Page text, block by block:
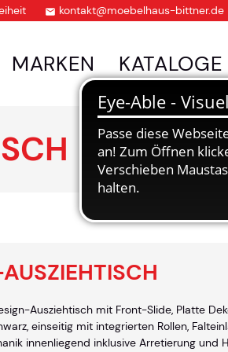
 kontakt@moebelhaus-bittner.de
MARKEN KATALOGE
Ausziehtisch mit Front-Slide, Platte
einseitig mit integrierten Rollen,
innenliegend inklusive Arretierung und